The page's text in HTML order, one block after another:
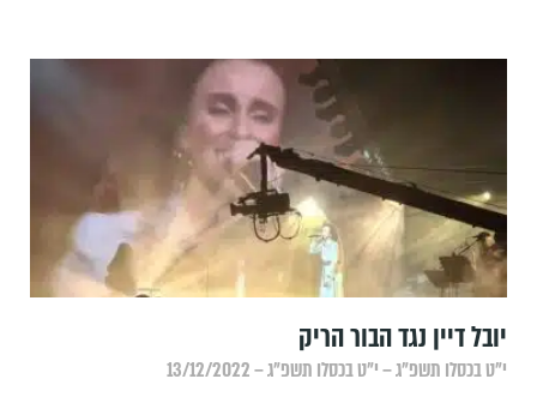
‏יובל דיין נגד הבור הריק
י״ט בכסלו תשפ״ג – י״ט בכסלו תשפ״ג – 13/12/2022